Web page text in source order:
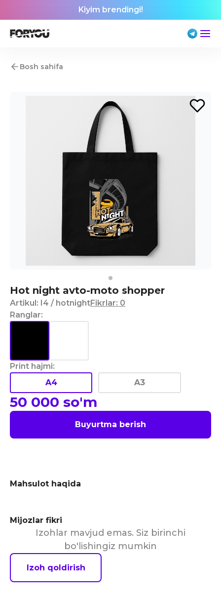
Kiyim brendingi!
Bosh sahifa
Hot night avto-moto shopper
Artikul: I4 / hotnightFikrlar: 0
Ranglar:
Print hajmi:
A4
A3
50 000 so'm
Buyurtma berish
Mahsulot haqida
Mijozlar fikri
Izohlar mavjud emas. Siz birinchi
bo'lishingiz mumkin
Izoh qoldirish